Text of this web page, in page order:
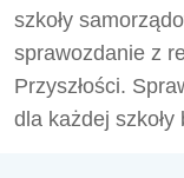
szkoły
sprawozdanie z
Przyszłości.
dla każdej szkoły